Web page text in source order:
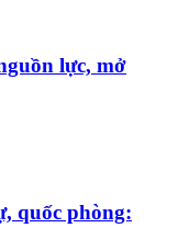
lực, mở
quốc phòng: